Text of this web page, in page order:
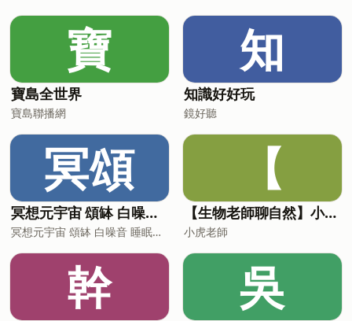
及如果沒辦法請假飛去西班牙，又可以怎
麼做？聽完這集你會知道：1.走上朝聖之
路的台灣人，都是什麼樣的人？2.走完逾
千公里後，朝聖之路讓他體悟到什麼？3.
沒辦法參加朝聖之路的人，能在日常裡
代生涯課》：
https://bookstw.link/9d5vr3＊立即探索
《天下學習》：
https://hi.cw.com.tw/u/j85asib/＊意見
信箱：bill@cw.com.tw Powered by
Firstory Hosting
寶
寶島全世界
寶島聯播網
知
知識好好玩
鏡好聽
冥頌
冥想元宇宙 頌缽 白噪音 睡眠音樂
冥想元宇宙 頌缽 白噪音 睡眠音樂
【
【生物老師聊自然】小故事，談生態
小虎老師
幹 吳